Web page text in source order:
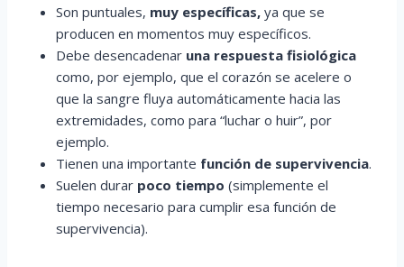
Son puntuales, muy específicas, ya que se
producen en momentos muy específicos.
Debe desencadenar una respuesta fisiológica
como, por ejemplo, que el corazón se acelere o
que la sangre fluya automáticamente hacia las
extremidades, como para “luchar o huir”, por
ejemplo.
Tienen una importante función de supervivencia.
Suelen durar poco tiempo (simplemente el
tiempo necesario para cumplir esa función de
supervivencia).